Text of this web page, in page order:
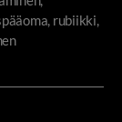
, rubiikki,